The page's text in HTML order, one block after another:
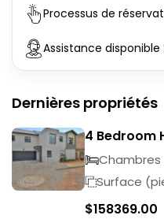
Processus de
Assistance
Dernières propriétés
4 Bedroom
Chambres
Surface
$158369.00